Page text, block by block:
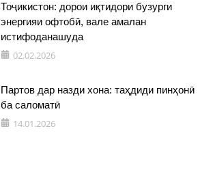
Тоҷикистон: дорои иқтидори бузурги
энергияи офтобӣ, вале амалан
истифоданашуда
02.02.2026
Партов дар назди хона: таҳдиди пинҳонӣ
ба саломатӣ
14.01.2026